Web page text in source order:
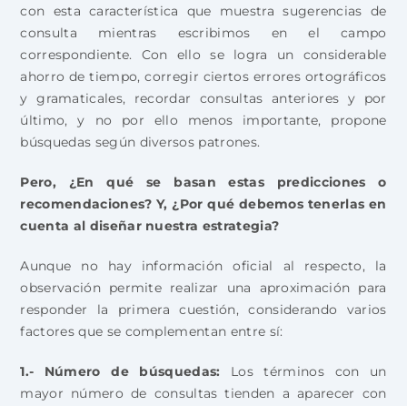
con esta característica que muestra sugerencias de
consulta mientras escribimos en el campo
correspondiente. Con ello se logra un considerable
ahorro de tiempo, corregir ciertos errores ortográficos
y gramaticales, recordar consultas anteriores y por
último, y no por ello menos importante, propone
búsquedas según diversos patrones.
Pero, ¿En qué se basan estas predicciones o
recomendaciones? Y, ¿Por qué debemos tenerlas en
cuenta al diseñar nuestra estrategia?
Aunque no hay información oficial al respecto, la
observación permite realizar una aproximación para
responder la primera cuestión, considerando varios
factores que se complementan entre sí:
1.- Número de búsquedas: Los términos con un
mayor número de consultas tienden a aparecer con